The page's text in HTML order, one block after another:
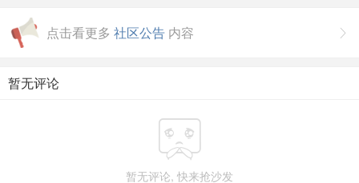

点击看更多 社区公告 内容
暂无评论

暂无评论, 快来抢沙发